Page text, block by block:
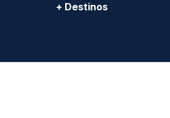
+ Destinos